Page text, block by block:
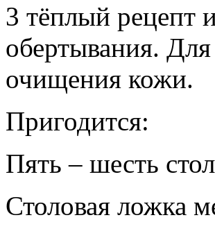
3 тёплый рецепт
обертывания.
очищения кожи.
Пригодится:
Пять – шесть
Столовая ложка